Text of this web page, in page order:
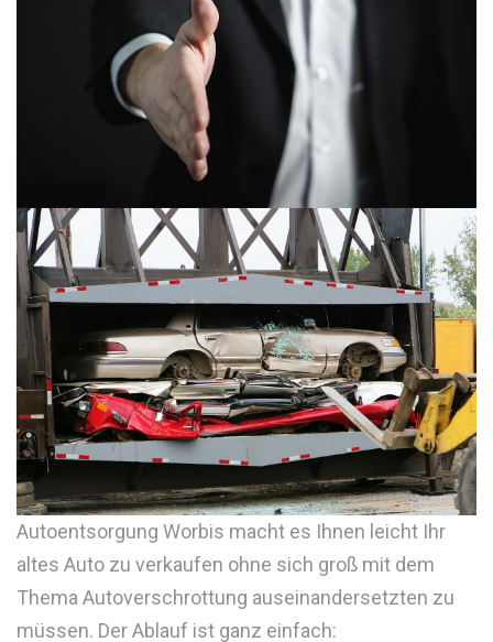
Autoentsorgung Worbis macht es Ihnen leicht Ihr
altes Auto zu verkaufen ohne sich groß mit dem
Thema Autoverschrottung auseinandersetzten zu
müssen. Der Ablauf ist ganz einfach: